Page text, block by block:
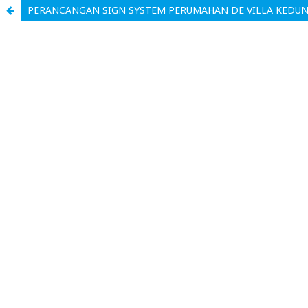
PERANCANGAN SIGN SYSTEM PERUMAHAN DE VILLA